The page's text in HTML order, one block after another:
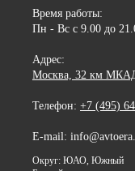
Время работы:
Пн - Вс с 9.00 до
Адрес:
Москва, 32 км МКАД
Телефон: +7 (495)
E-mail:
Округ: ЮАО, Южный